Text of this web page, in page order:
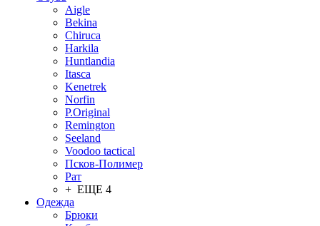
Aigle
Bekina
Chiruсa
Harkila
Huntlandia
Itasca
Kenetrek
Norfin
P.Original
Remington
Seeland
Voodoo tactical
Псков-Полимер
Рат
+ ЕЩЕ 4
Одежда
Брюки